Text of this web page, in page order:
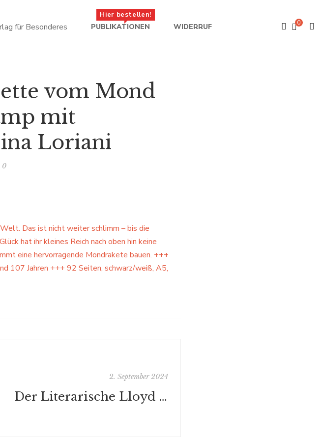
PUBLIKATIONEN
Hier bestellen!
WIDERRUF 0
vom Mond
mit
Loriani
0
Das ist nicht weiter schlimm – bis die
hat ihr kleines Reich nach oben hin keine
eine hervorragende Mondrakete bauen. +++
107 Jahren +++ 92 Seiten, schwarz/weiß, A5,
2. September 2024
Der Literarische Lloyd auf der #BuchBerlin 2024